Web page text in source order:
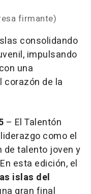
firmante)
consolidando
impulsando
una
corazón de la
– El Talentón
como el
de talento joven y
esta edición, el
islas del